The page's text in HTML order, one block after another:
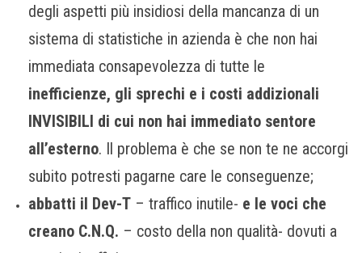
degli aspetti più insidiosi della mancanza di un
sistema di statistiche in azienda è che non hai
immediata consapevolezza di tutte le
inefficienze, gli sprechi e i costi addizionali
INVISIBILI di cui non hai immediato sentore
all’esterno. Il problema è che se non te ne accorgi
subito potresti pagarne care le conseguenze;
abbatti il Dev-T – traffico inutile- e le voci che
creano C.N.Q. – costo della non qualità- dovuti a